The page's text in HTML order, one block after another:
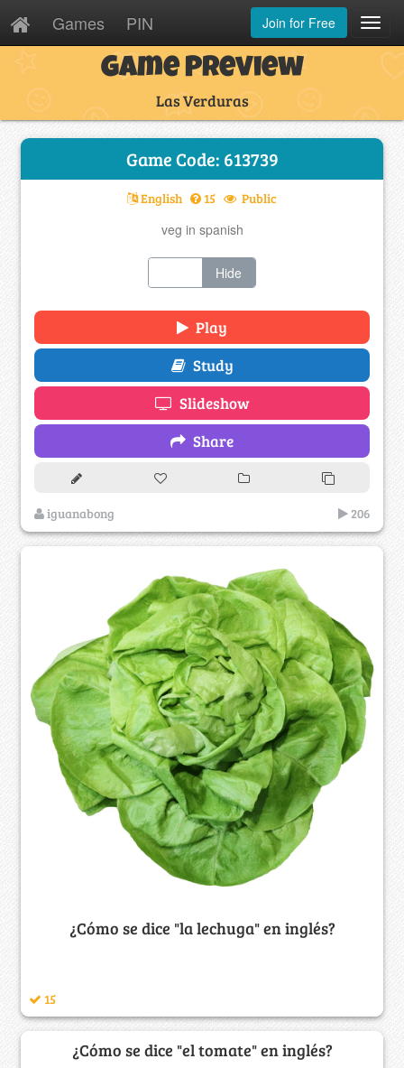
Games PIN Join for Free
Game Preview
Las Verduras
Game Code: 613739
English 15 Public
veg in spanish
Hide
Play
Study
Slideshow
Share
iguanabong 206
¿Cómo se dice "la lechuga" en inglés?
15
¿Cómo se dice "el tomate" en inglés?